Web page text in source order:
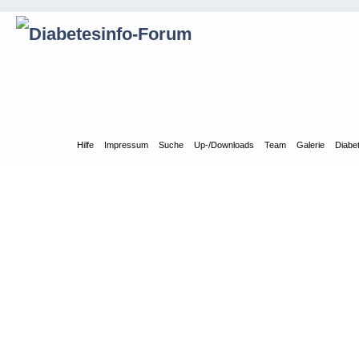
Hilfe Impressum Suche Up-/Downloads Team Galerie